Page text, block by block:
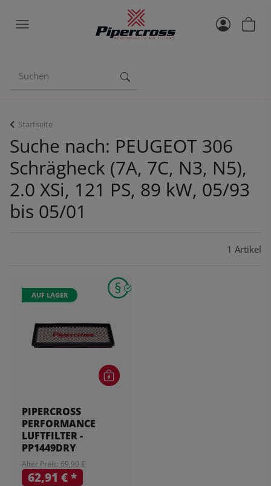
Startseite
Suche nach: PEUGEOT 306
Schrägheck (7A, 7C, N3, N5),
2.0 XSi, 121 PS, 89 kW, 05/93
bis 05/01
1 Artikel
AUF LAGER
PIPERCROSS
PERFORMANCE
LUFTFILTER -
PP1449DRY
Alter Preis: 69,90 €
62,91 €*